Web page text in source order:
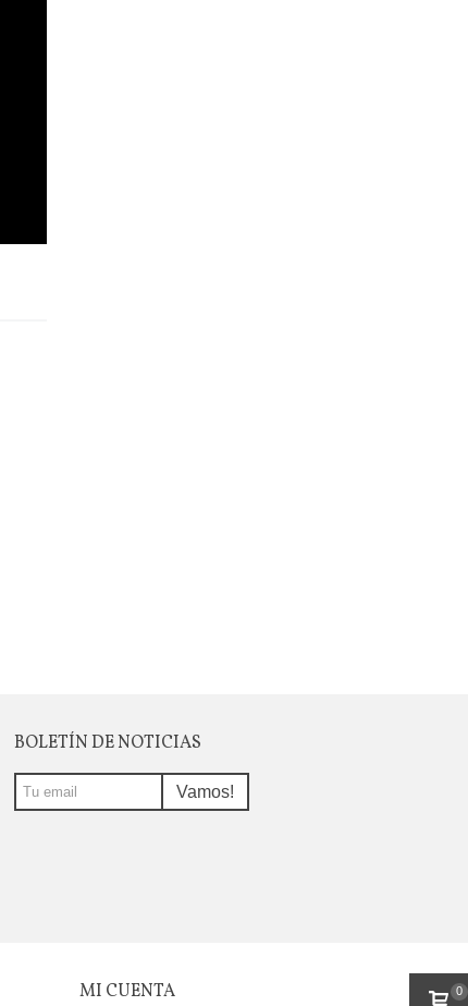
BOLETÍN DE NOTICIAS
Vamos!
MI CUENTA 0